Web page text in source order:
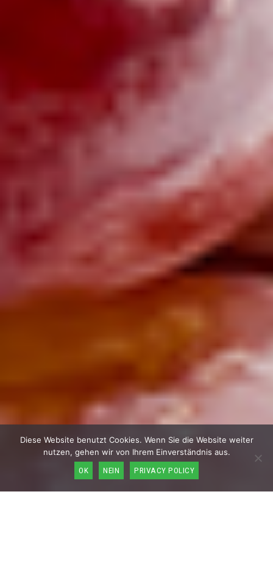
Diese Website benutzt Cookies. Wenn Sie die Website weiter
nutzen, gehen wir von Ihrem Einverständnis aus.
OK NEIN PRIVACY POLICY